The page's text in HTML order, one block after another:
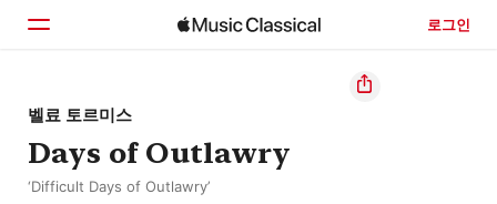
로그인
홈
둘러보기
벨료 토르미스
Days of Outlawry
‘Difficult Days of Outlawry’